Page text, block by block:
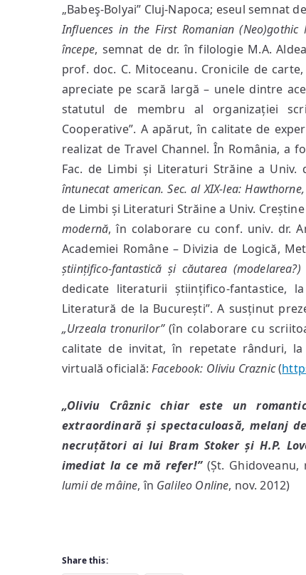
„Babeş-Bolyai” Cluj-Napoca; eseul semnat
Influences in the First Romanian (Neo)gothic
începe, semnat de dr. în filologie M.A.
prof. doc. C. Mitoceanu. Cronicile de
apreciate pe scară largă – unele dintre
statutul de membru al organizației
Cooperative”. A apărut, în calitate de
realizat de Travel Channel. În România,
Fac. de Limbi și Literaturi Străine a
întunecat american. Sec. al XIX-lea:
de Limbi și Literaturi Străine a Univ.
modernă, în colaborare cu conf. univ. dr.
Academiei Române – Divizia de Logică,
științifico-fantastică și căutarea
dedicate literaturii științifico-fantastice,
Literatură de la București”. A susținut
„Urzeala tronurilor”(în colaborare cu
calitate de invitat, în repetate rânduri,
virtuală oficială:Facebook: Oliviu Craznic(
„Oliviu Crâznic chiar este un
extraordinară și spectaculoasă, melanj
necruțători ai lui Bram Stoker și H.P.
imediat la ce mă refer!” (Șt.
lumii de mâine, în Galileo Online, nov. 2012)
Share this: